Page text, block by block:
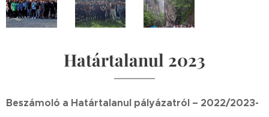
Határtalanul 2023
Beszámoló a Határtalanul pályázatról – 2022/2023-